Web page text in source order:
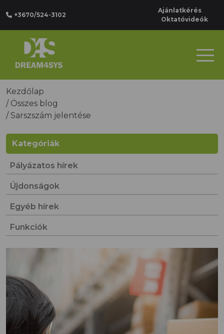
+3670/524-3102
Ajánlatkérés
Oktatóvideók
Kezdőlap
/ Összes blog
/Sarszszám jelentése
Kategóriák
Pályázatos hírek
Újdonságok
Egyéb hírek
Funkciók